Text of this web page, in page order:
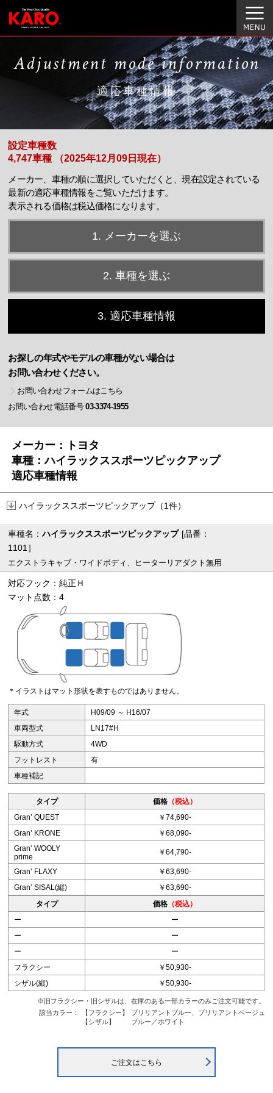
Adjustment mode information
適応車種情報
設定車種数
4,747車種 （2025年12月09日現在）
メーカー、車種の順に選択していただくと、現在設定されている
最新の適応車種情報をご覧いただけます。
表示される価格は税込価格になります。
1. メーカーを選ぶ
2. 車種を選ぶ
3. 適応車種情報
お探しの年式やモデルの車種がない場合は
お問い合わせください。
お問い合わせフォームはこちら
お問い合わせ電話番号03-3374-1955
メーカー：トヨタ
車種：ハイラックススポーツピックアップ
適応車種情報
ハイラックススポーツピックアップ（1件）
車種名：ハイラックススポーツピックアップ [品番：
1101］
エクストラキャブ・ワイドボディ、ヒーターリアダクト無用
対応フック：純正Ｈ
マット点数：4
＊イラストはマット形状を表すものではありません。
年式
H09/09 ～ H16/07
車両型式
LN17#H
駆動方式
4WD
フットレスト
有
車種補記
タイプ 価格（税込）
Granʼ QUEST
￥74,690-
Granʼ KRONE
￥68,090-
Granʼ WOOLY
prime
￥64,790-
Granʼ FLAXY
￥63,690-
Granʼ SISAL(縦)
￥63,690-
タイプ
価格（税込）
ー
ー
ー
ー
ー
ー
フラクシー
￥50,930-
シザル(縦)
￥50,930-
※旧フラクシー・旧シザルは、在庫のある一部カラーのみご注文可能です。
該当カラー：
【フラクシー】
ブリリアントブルー、ブリリアントベージュ
【シザル】
ブルー／ホワイト
ご注文はこちら